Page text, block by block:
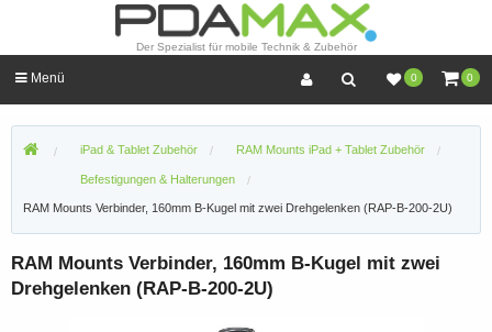
Der Spezialist für mobile Technik & Zubehör
0 0
Menü
iPad & Tablet Zubehör RAM Mounts iPad + Tablet Zubehör
Befestigungen & Halterungen
RAM Mounts Verbinder, 160mm B-Kugel mit zwei Drehgelenken (RAP-B-200-2U)
RAM Mounts Verbinder, 160mm B-Kugel mit zwei
Drehgelenken (RAP-B-200-2U)